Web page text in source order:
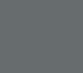
- 1 st